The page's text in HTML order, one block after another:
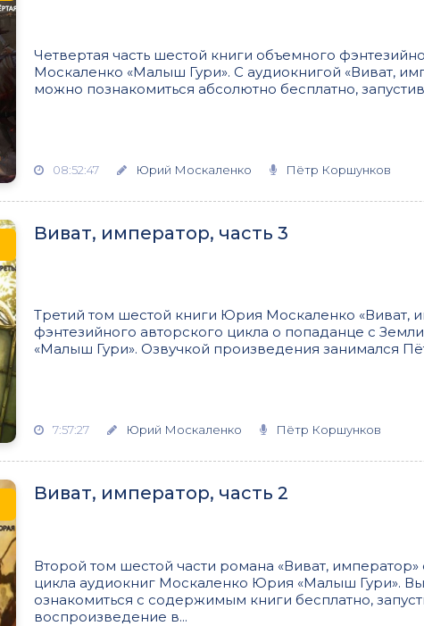
Четвертая часть шестой книги объемного
Москаленко «Малыш Гури». С аудиокнигой «Виват,
можно познакомиться абсолютно бесплатно,
08:52:47 Юрий Москаленко Пётр Коршунков
Виват, император, часть 3
Третий том шестой книги Юрия Москаленко «Виват,
фэнтезийного авторского цикла о попаданце с
«Малыш Гури». Озвучкой произведения занимался
7:57:27 Юрий Москаленко Пётр Коршунков
Виват, император, часть 2
Второй том шестой части романа «Виват, император»
цикла аудиокниг Москаленко Юрия «Малыш Гури».
ознакомиться с содержимым книги бесплатно,
воспроизведение в...